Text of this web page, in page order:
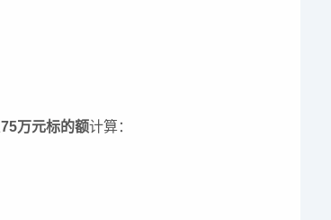
75万元标的额计算：